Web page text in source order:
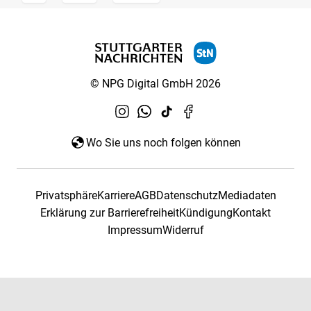
© NPG Digital GmbH 2026
Wo Sie uns noch folgen können
PrivatsphäreKarriereAGBDatenschutzMediadaten
Erklärung zur BarrierefreiheitKündigungKontakt
ImpressumWiderruf